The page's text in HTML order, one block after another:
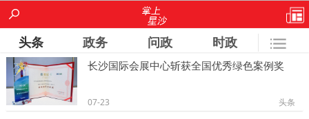
头条 政务 问政 时政
城事 镇街 房产 经开区 人大
政协 文艺 果园
长沙国际会展中心斩获全国优秀绿色案例奖
07-23 头条